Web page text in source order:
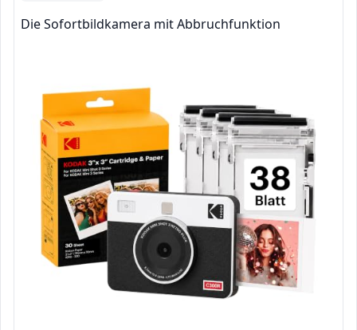
Die Sofortbildkamera mit Abbruchfunktion